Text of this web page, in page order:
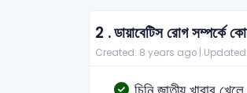
2 .ডায়াবেটিস রোগ সম্পর্কে
Created: 8 years ago |